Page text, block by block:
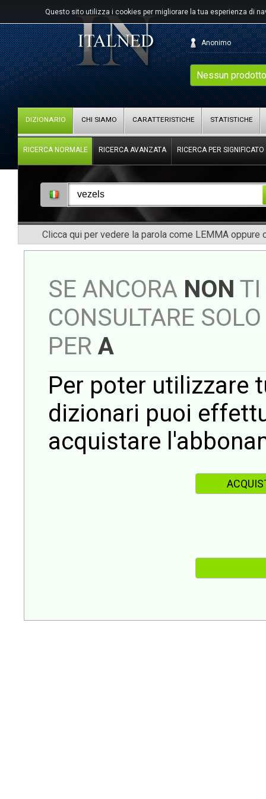
Questo sito utilizza i cookies per migliorare la tua esperienza di
Nessun
Anonimo
DIZIONARIO CHI SIAMO CARATTERISTICHE STATISTICHE
RICERCA NORMALE RICERCA AVANZATA RICERCA PER SIGNIFICATO
Clicca qui per vedere la parola come LEMMA oppure
SE ANCORA NON TI
CONSULTARE
PER A
Per poter utilizzare
dizionari puoi
acquistare